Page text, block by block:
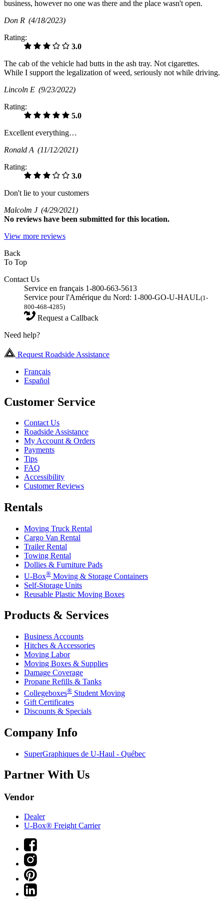
business, however no one was there and the place wasn't open.
Don R (4/18/2023)
Rating:
3.0
The cab of the vehicle had butts in the ash tray. Not cigarettes.
While I support the legalization of weed, seriously not while driving.
Lincoln E (9/23/2022)
Rating:
5.0
Excellent everything…
Ronald A (11/12/2021)
Rating:
3.0
Don't lie to your customers
Malcolm J (4/29/2021)
No reviews have been submitted for this location.
View more reviews
Back
To Top
Contact Us
Service en français 1-800-663-5613
Service pour l'Amérique du Nord: 1-800-GO-U-HAUL(1-
800-468-4285)
Request a Callback
Need help?
Request Roadside Assistance
Français
Español
Customer Service
Contact Us
Roadside Assistance
My Account & Orders
Payments
Tips
FAQ
Accessibility
Customer Reviews
Rentals
Moving Truck Rental
Cargo Van Rental
Trailer Rental
Towing Rental
Dollies & Furniture Pads
U-Box® Moving & Storage Containers
Self-Storage Units
Reusable Plastic Moving Boxes
Products & Services
Business Accounts
Hitches & Accessories
Moving Labor
Moving Boxes & Supplies
Damage Coverage
Propane Refills & Tanks
Collegeboxes® Student Moving
Gift Certificates
Discounts & Specials
Company Info
SuperGraphiques de U-Haul - Québec
Partner With Us
Vendor
Dealer
U-Box® Freight Carrier